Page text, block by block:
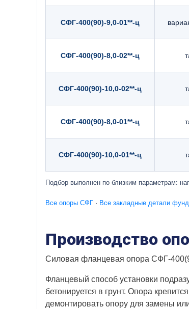
СФГ-400(90)-9,0-01**-ц
СФГ-400(90)-8,0-02**-ц
СФГ-400(90)-10,0-02**-ц
СФГ-400(90)-8,0-01**-ц
СФГ-400(90)-10,0-01**-ц
Подбор выполнен по близким параметрам:
Все опоры СФГ · Все закладные детали
Производство
Силовая фланцевая опора СФГ-
Фланцевый способ установки
бетонируется в грунт. Опора
демонтировать опору для замены